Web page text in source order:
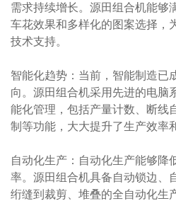
需求持续增长。源田组合机能够
车花效果和多样化的图案选择，
技术支持。
智能化趋势：当前，智能制造已
向。源田组合机采用先进的电脑
能化管理，包括产量计数、断线
制等功能，大大提升了生产效率
自动化生产：自动化生产能够降
率。源田组合机具备自动锁边、
绗缝到裁剪、堆叠的全自动化生